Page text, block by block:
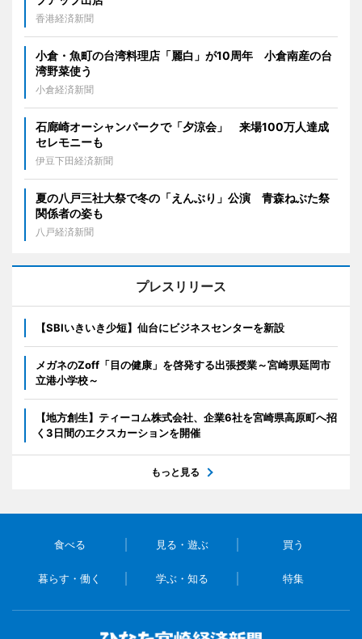
香港経済新聞
小倉・魚町の台湾料理店「麗白」が10周年 小倉南産の台
湾野菜使う
小倉経済新聞
石廊崎オーシャンパークで「夕涼会」 来場100万人達成
セレモニーも
伊豆下田経済新聞
夏の八戸三社大祭で冬の「えんぶり」公演 青森ねぶた祭
関係者の姿も
八戸経済新聞
プレスリリース
【SBIいきいき少短】仙台にビジネスセンターを新設
メガネのZoff「目の健康」を啓発する出張授業～宮崎県延岡市
立港小学校～
【地方創生】ティーコム株式会社、企業6社を宮崎県高原町へ招
く3日間のエクスカーションを開催
もっと見る
食べる 見る・遊ぶ 買う
暮らす・働く 学ぶ・知る 特集